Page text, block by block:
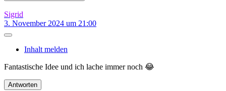
Sigrid
3. November 2024 um 21:00
Inhalt melden
Fantastische Idee und ich lache immer noch 😂
Antworten